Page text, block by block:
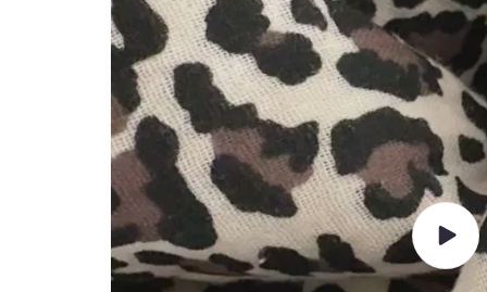
Video